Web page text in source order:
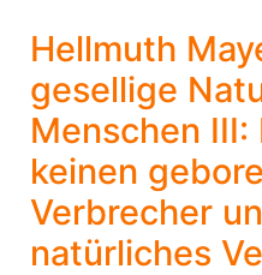
Hellmuth
gesellige
Menschen III:
keinen
Verbrecher
natürliches